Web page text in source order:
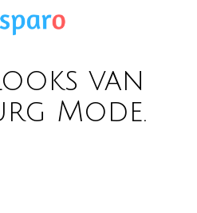
van
Mode.